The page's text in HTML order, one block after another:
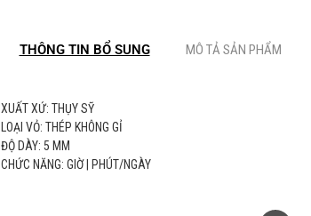
THÔNG TIN BỔ SUNG MÔ TẢ SẢN PHẨM
XUẤT XỨ: THỤY SỸ
LOẠI VỎ: THÉP KHÔNG GỈ
ĐỘ DÀY: 5 MM
CHỨC NĂNG: GIỜ | PHÚT/NGÀY